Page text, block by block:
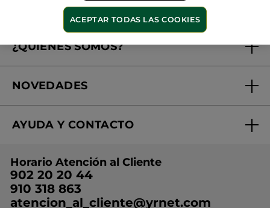
MIS SERVICIOS
Seguimiento de mi pedido
Tratamientos de Belleza
Mi club Yves Rocher
¿QUIÉNES SOMOS?
¿Quiénes somos?
Nuestros compromisos
Conviértete en Franquiciada
NOVEDADES
Rebajas
Ideas de Regalo
Colección Monoi
AYUDA Y CONTACTO
Contacto
Horario Atención al Cliente
902 20 20 44
910 318 863
atencion_al_cliente@yrnet.com
ACEPTAR TODAS LAS COOKIES